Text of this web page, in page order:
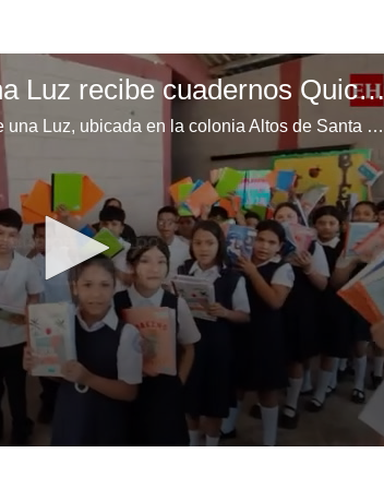
Escuela Enciende una Luz recibe cuadernos Quick, gracias a la Maratón del Saber
Los niños de la escuela Enciende una Luz, ubicada en la colonia Altos de Santa Rosa, al sur de Tegucigalpa, recibieron cuadernos Quick como parte de la Campaña Maratón del Saber.